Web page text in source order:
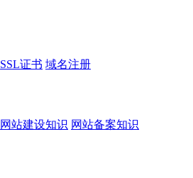
SSL证书 域名注册
网站建设知识 网站备案知识